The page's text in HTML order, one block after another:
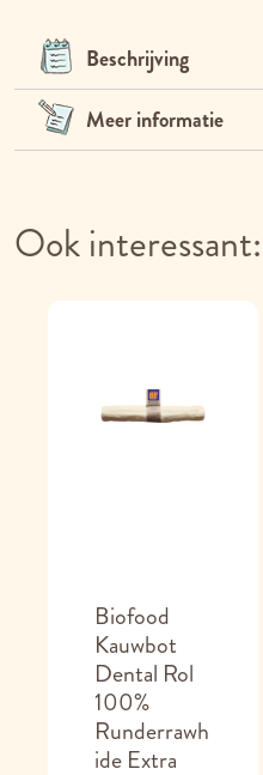
Beschrijving
Meer informatie
Ook interessant:
Biofood
Kauwbot
Dental Rol
100%
Runderrawh
ide Extra